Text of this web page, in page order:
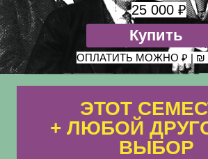
ЭТОТ
+ ЛЮБОЙ
ВЫБОР
Купить
ОПЛАТИТЬ МОЖНО ₽ | ₪ |
25 000 ₽